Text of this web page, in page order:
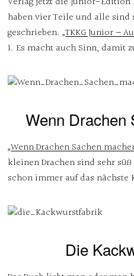
haben vier Teile und alle
geschrieben. „TKKG Junior –
1. Es macht auch Sinn, damit
Wenn Drachen
„Wenn Drachen Sachen
kleinen Drachen sind sehr
schon immer auf das nächste
Die